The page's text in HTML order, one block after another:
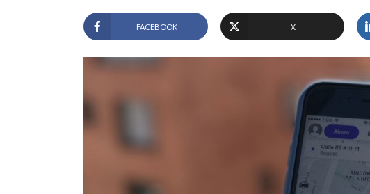
FACEBOOK X